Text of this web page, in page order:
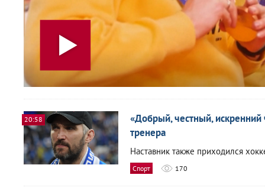
20:58
«Добрый, честный, искренний
тренера
Наставник также приходился
Спорт 170